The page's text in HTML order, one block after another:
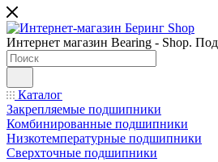
Интернет магазин Bearing - Shop.
Каталог
Закрепляемые подшипники
Комбинированные подшипники
Низкотемпературные подшипники
Сверхточные подшипники